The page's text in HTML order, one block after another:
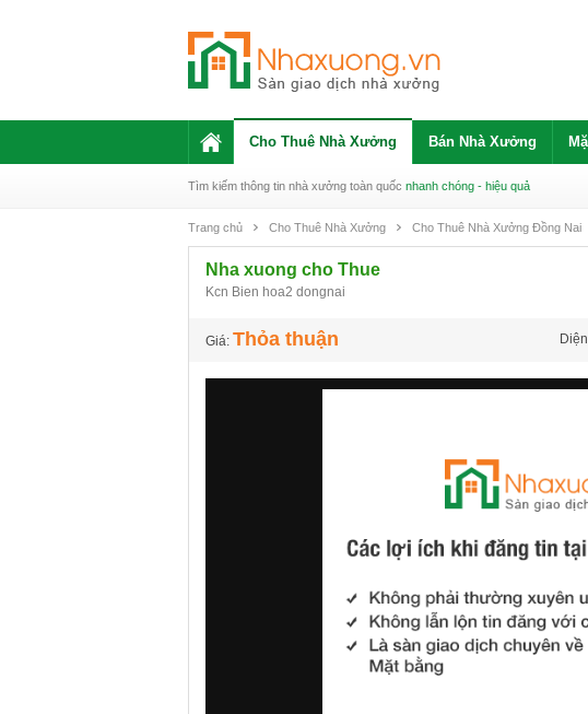
Cho Thuê Nhà Xưởng Bán Nhà Xưởng
Tìm kiếm thông tin nhà xưởng toàn quốc nhanh chóng - hiệu quả
Trang chủ Cho Thuê Nhà Xưởng Cho Thuê Nhà Xưởng Đồng Nai
Nha xuong cho Thue
Kcn Bien hoa2 dongnai
Giá: Thỏa thuận